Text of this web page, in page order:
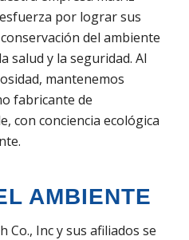
por lograr sus
del ambiente
salud y la seguridad. Al
mantenemos
fabricante de
con conciencia ecológica
AMBIENTE
Co., Inc y sus afiliados se